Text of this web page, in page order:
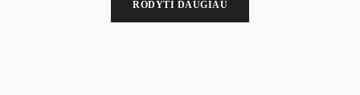
RODYTI DAUGIAU